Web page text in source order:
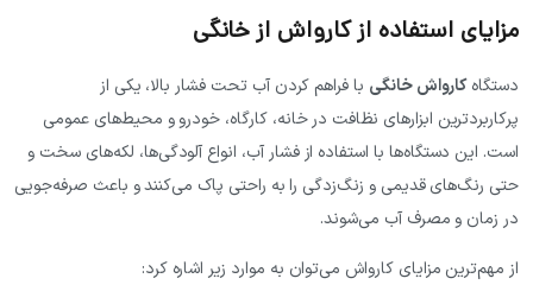
استفاده از کارواش از خانگی
کارواش خانگیبا فراهم کردن آب تحت فشار بالا، یکی از
ابزارهای نظافت در خانه، کارگاه، خودرو و محیط‌های عمومی
این دستگاه‌ها با استفاده از فشار آب، انواع آلودگی‌ها، لکه‌های سخت و
رنگ‌های قدیمی و زنگ‌زدگی را به راحتی پاک می‌کنند و باعث صرفه‌جویی
و مصرف آب می‌شوند.
مزایای کارواش می‌توان به موارد زیر اشاره کرد: